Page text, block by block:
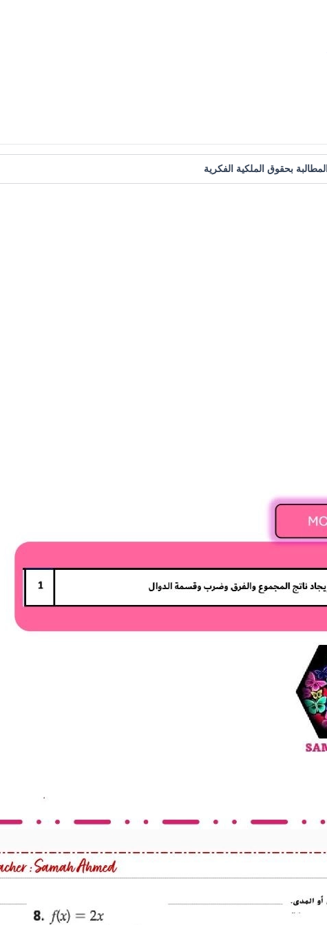
المطالبة بحقوق الملكية الفكرية